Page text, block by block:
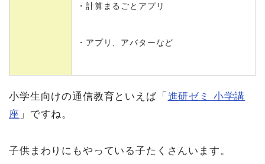
・計算まるごとアプリ
・アプリ、アバターなど
小学生向けの通信教育といえば「 進研ゼミ 小学講
座 」ですね。
子供まわりにもやっている子たくさんいます。